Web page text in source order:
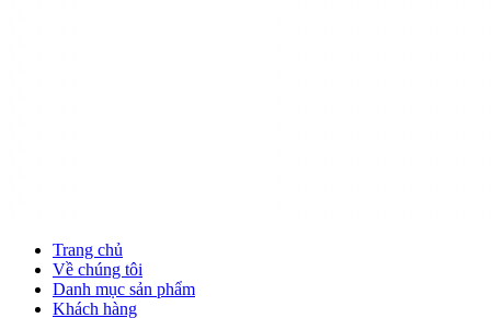
Trang chủ
Về chúng tôi
Danh mục sản phẩm
Khách hàng